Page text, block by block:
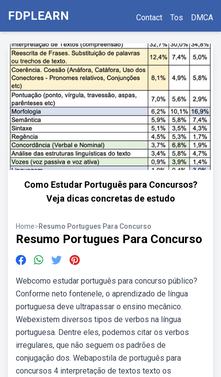
FDPLEARN Contact Tos DMCA
Como Estudar Português para Concursos?
Veja dicas concretas de estudo
Home>Resumo Portugues Para Concurso
Resumo Portugues Para Concurso
Webcomo estudar português para concurso público?
Conforme neto fontenele, o aprendizado de língua
portuguesa deve ultrapassar o ensino mecânico.
Webexistem diversos tipos de verbos na língua
portuguesa. Dentre eles, podemos citar os verbos
irregulares, que não seguem os padrões de
conjugação dos. Webapostila de português para
concursos 4 interpretação de textos texto os